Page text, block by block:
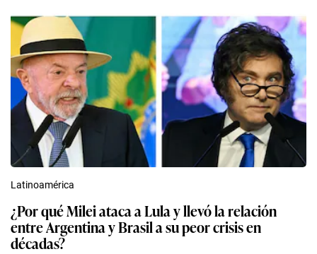
Latinoamérica
¿Por qué Milei ataca a Lula y llevó la relación
entre Argentina y Brasil a su peor crisis en
décadas?